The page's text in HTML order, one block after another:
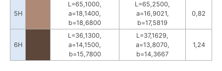
5H
L=65,1000,
a=18,1400,
b=18,6800
L=65,2500,
a=16,9021,
b=17,5819
0,82
6H
L=36,1300,
a=14,1500,
b=15,7800
L=37,1629,
a=13,8070,
b=14,3667
1,24